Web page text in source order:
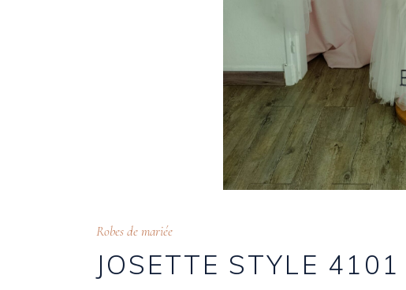
Robes de mariée
JOSETTE STYLE